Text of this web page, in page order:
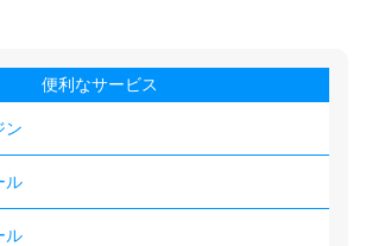
便利なサービス
ン
ル
ル